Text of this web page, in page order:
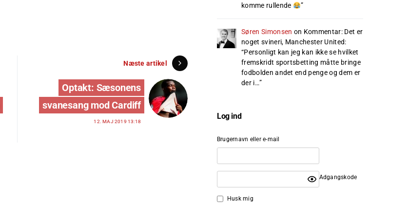
Næste artikel
Optakt: Sæsonens
svanesang mod Cardiff
12. MAJ 2019 13:18
komme rullende
”
Søren Simonsen on Kommentar: Det er
noget svineri, Manchester United:
“Personligt kan jeg kan ikke se hvilket
fremskridt sportsbetting måtte bringe
fodbolden andet end penge og dem er
der i…”
Log ind
Brugernavn eller e-mail
Adgangskode
Husk mig